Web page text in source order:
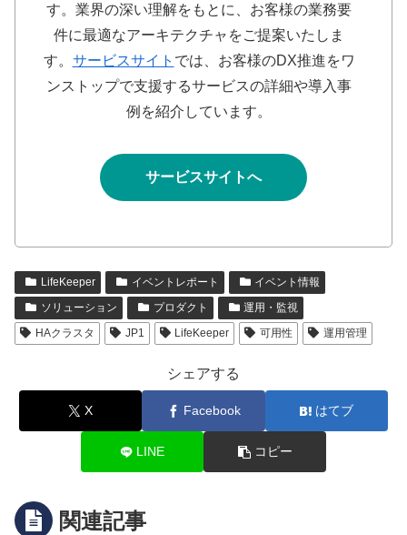
す。業界の深い理解をもとに、お客様の業務要
件に最適なアーキテクチャをご提案いたしま
す。 サービスサイト では、お客様のDX推進をワ
ンストップで支援するサービスの詳細や導入事
例を紹介しています。
サービスサイトへ
LifeKeeper イベントレポート
イベント情報
ソリューション
プロダクト
運用・監視
HAクラスタ
JP1 LifeKeeper 可用性 運用管理
シェアする
X Facebook はてブ
LINE コピー
関連記事